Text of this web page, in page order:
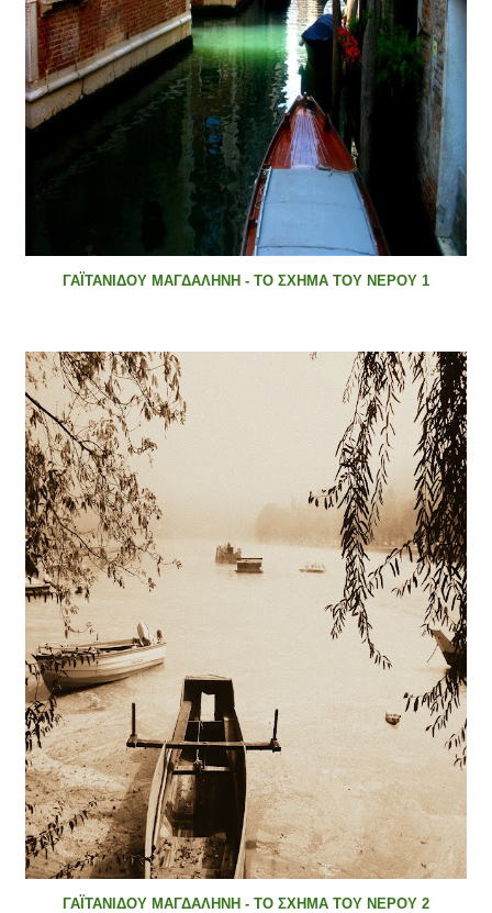
ΓΑΪΤΑΝΙΔΟΥ ΜΑΓΔΑΛΗΝΗ - ΤΟ ΣΧΗΜΑ ΤΟΥ ΝΕΡΟΥ 1
ΓΑΪΤΑΝΙΔΟΥ ΜΑΓΔΑΛΗΝΗ - ΤΟ ΣΧΗΜΑ ΤΟΥ ΝΕΡΟΥ 2